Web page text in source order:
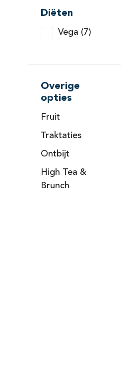
Diëten
Vega (7)
Overige
opties
Fruit
Traktaties
Ontbijt
High Tea &
Brunch